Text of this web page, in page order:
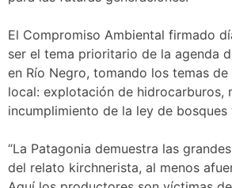
El Compromiso Ambiental firmado
ser el tema prioritario de la agenda
en Río Negro, tomando los temas
local: explotación de hidrocarburos,
incumplimiento de la ley de bosques
“La Patagonia demuestra las
del relato kirchnerista, al menos